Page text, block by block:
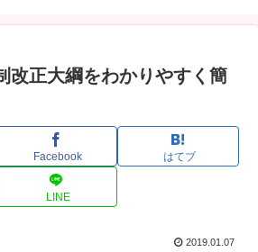
改正大綱をわかりやすく簡
Facebook はてブ
LINE
2019.01.07